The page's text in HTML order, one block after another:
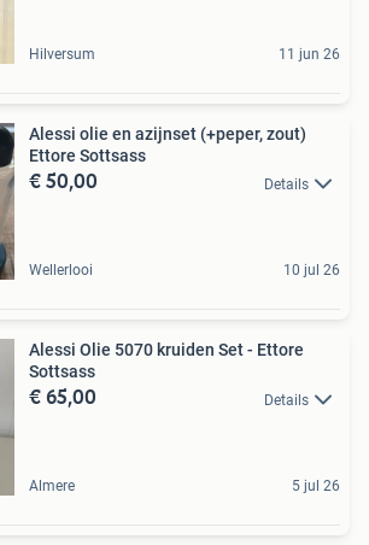
Hilversum 11 jun 26
Alessi olie en azijnset (+peper, zout)
Ettore Sottsass
€ 50,00 Details
Wellerlooi 10 jul 26
Alessi Olie 5070 kruiden Set - Ettore
Sottsass
€ 65,00 Details
Almere 5 jul 26